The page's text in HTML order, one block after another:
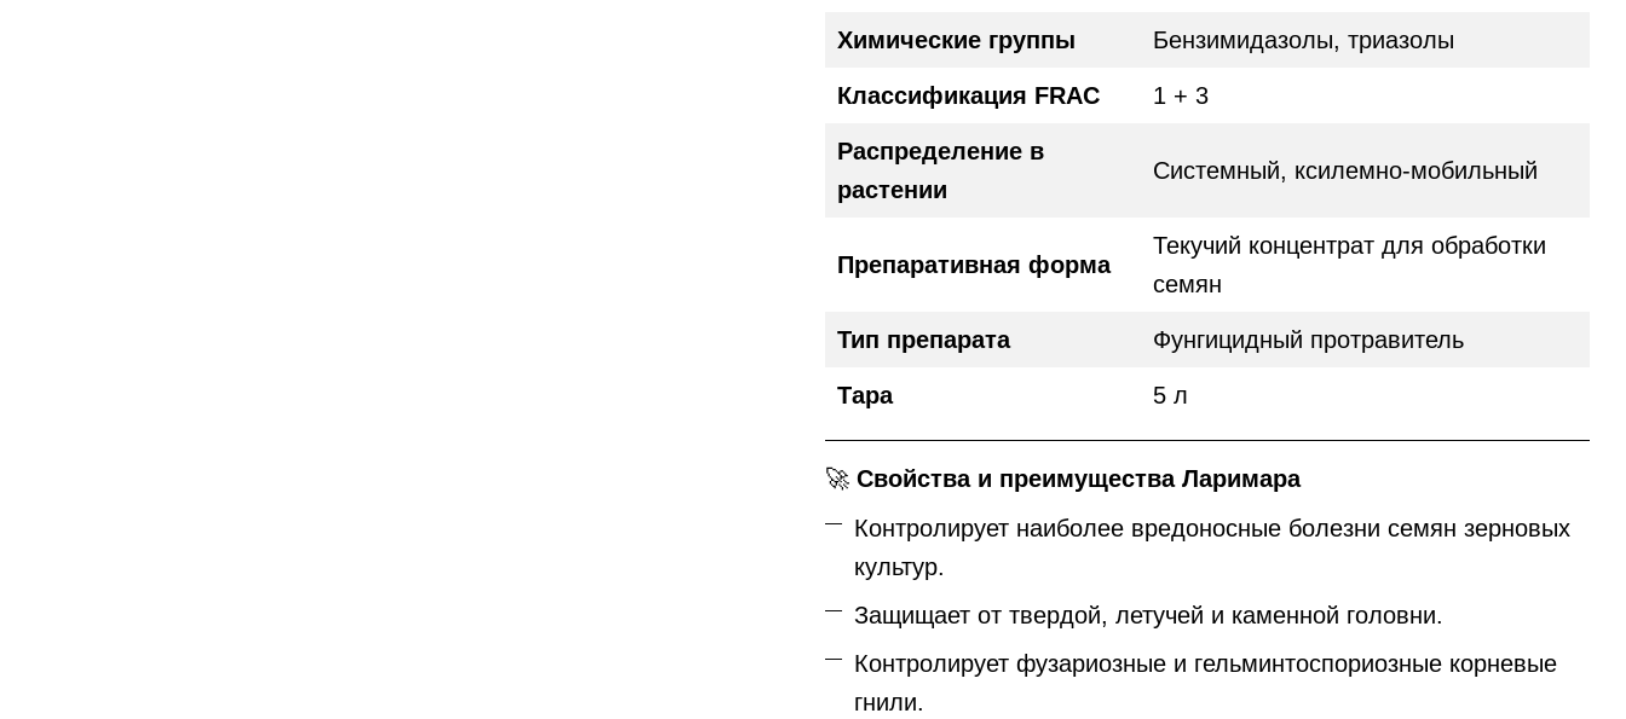
Химические группы Бензимидазолы, триазолы
Классификация FRAC 1 + 3
Распределение в
растении
Системный, ксилемно-мобильный
Препаративная форма
Текучий концентрат для обработки
семян
Тип препарата Фунгицидный протравитель
Тара 5 л
🚀 Свойства и преимущества Ларимара
Контролирует наиболее вредоносные болезни семян зерновых
культур.
Защищает от твердой, летучей и каменной головни.
Контролирует фузариозные и гельминтоспориозные корневые
гнили.